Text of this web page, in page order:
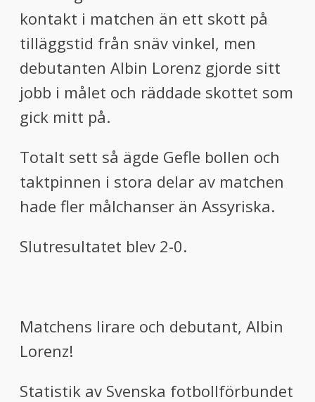
kontakt i matchen än ett skott på
tilläggstid från snäv vinkel, men
debutanten Albin Lorenz gjorde sitt
jobb i målet och räddade skottet som
gick mitt på.
Totalt sett så ägde Gefle bollen och
taktpinnen i stora delar av matchen
hade fler målchanser än Assyriska.
Slutresultatet blev 2-0.
Matchens lirare och debutant, Albin
Lorenz!
Statistik av Svenska fotbollförbundet